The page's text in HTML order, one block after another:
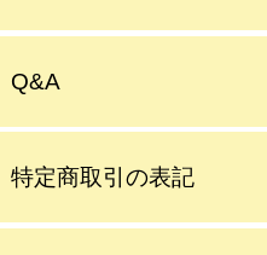
Q&A
特定商取引の表記